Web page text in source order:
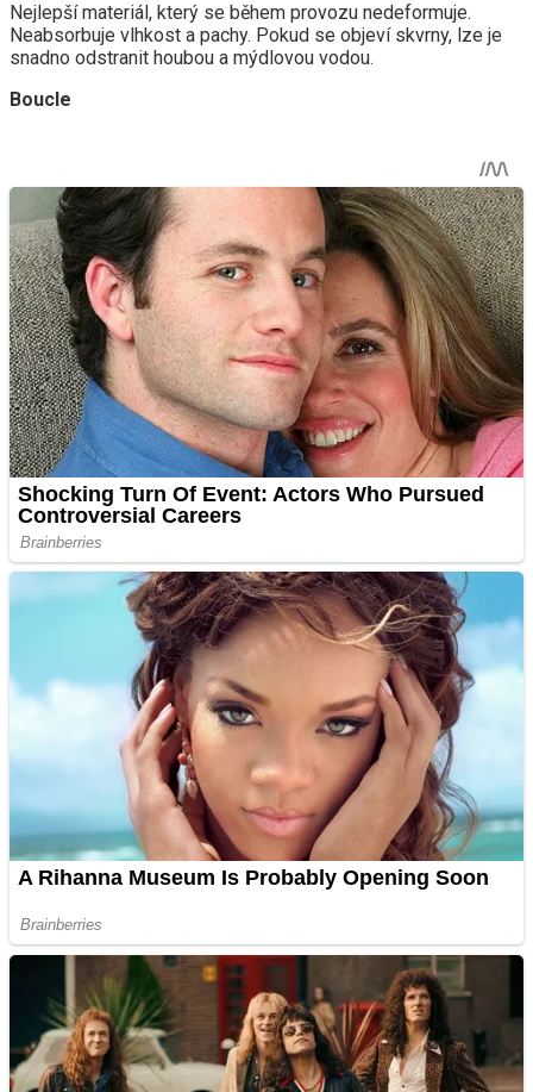
Nejlepší materiál, který se během provozu nedeformuje.
Neabsorbuje vlhkost a pachy. Pokud se objeví skvrny, lze je
snadno odstranit houbou a mýdlovou vodou.
Boucle